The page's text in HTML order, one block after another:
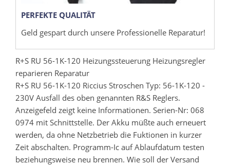
PERFEKTE QUALITÄT
Geld gespart durch unsere Professionelle Reparatur!
R+S RU 56-1K-120 Heizungssteuerung Heizungsregler
reparieren Reparatur
R+S RU 56-1K-120 Riccius Stroschen Typ: 56-1K-120 -
230V Ausfall des oben genannten R&S Reglers.
Anzeigefeld zeigt keine Informationen. Serien-Nr: 068
0974 mit Schnittstelle. Der Akku müßte auch erneuert
werden, da ohne Netzbetrieb die Fuktionen in kurzer
Zeit abschalten. Programm-Ic auf Ablaufdatum testen
beziehungsweise neu brennen. Wie soll der Versand